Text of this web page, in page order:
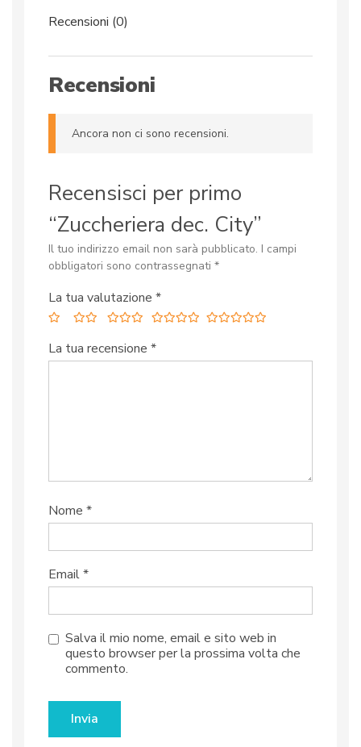
Recensioni (0)
Recensioni
Ancora non ci sono recensioni.
Recensisci per primo
“Zuccheriera dec. City”
Il tuo indirizzo email non sarà pubblicato. I campi
obbligatori sono contrassegnati *
La tua valutazione *
La tua recensione *
Nome *
Email*
Salva il mio nome, email e sito web in
questo browser per la prossima volta che
commento.